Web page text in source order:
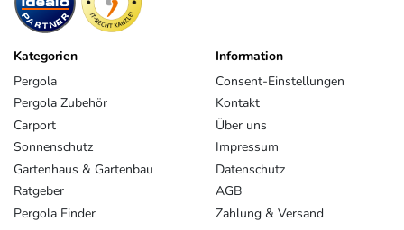
Kategorien
Pergola
Pergola Zubehör
Carport
Sonnenschutz
Gartenhaus & Gartenbau
Ratgeber
Pergola Finder
Information
Consent-Einstellungen
Kontakt
Über uns
Impressum
Datenschutz
AGB
Zahlung & Versand